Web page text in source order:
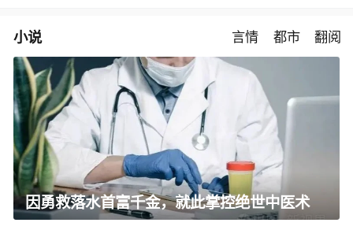
小说 言情 都市 翻阅
因勇救落水首富千金，就此掌控绝世中医术